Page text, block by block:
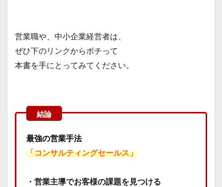
営業職や、中小企業経営者は、
ぜひ下のリンクからポチって
本書を手にとってみてください。
最強の営業手法
「コンサルティングセールス」
・営業主導でお客様の課題を見つける